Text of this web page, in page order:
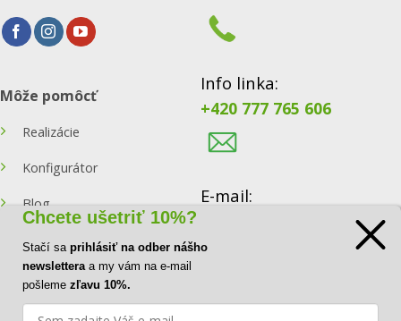
Môže pomôcť
Realizácie
Konfigurátor
Blog
Kontakt
Info linka:
+420 777 765 606
E-mail:
Chcete ušetriť 10%?
Stačí sa prihlásiť na odber nášho
newsletteraa my vám na e-mail
pošleme zľavu 10%.